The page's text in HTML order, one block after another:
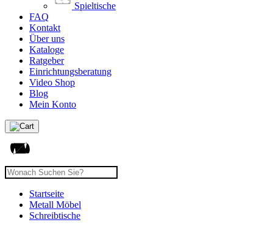
Spieltische
FAQ
Kontakt
Über uns
Kataloge
Ratgeber
Einrichtungsberatung
Video Shop
Blog
Mein Konto
Startseite
Metall Möbel
Schreibtische